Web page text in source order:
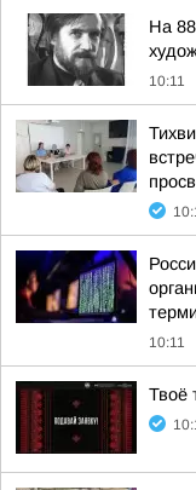
На
10:11
10:11
Твоё